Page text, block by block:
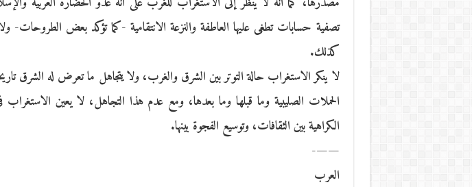
تصفية حسابات تطغى عليها العاطفة والنزعة الانتقامية -كما تؤكد بعض الطروحات-
كذلك.
لا ينكر الاستغراب حالة التوتر بين الشرق والغرب، ولا يتجاهل ما تعرض له الشرق
الحملات الصليبية وما قبلها وما بعدها، ومع عدم هذا التجاهل، لا يعين الاستغراب
الكراهية بين الثقافات، وتوسيع الفجوة بينها.
——-
العرب